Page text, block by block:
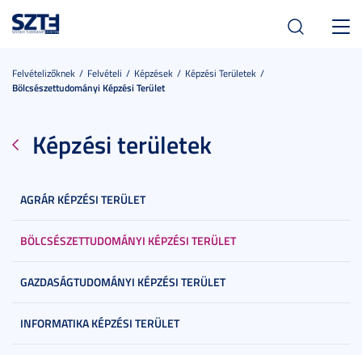
Felvételizőknek Felvételi Képzések
Képzési Területek
Bölcsészettudományi Képzési Terület
Képzési területek
AGRÁR KÉPZÉSI TERÜLET
BÖLCSÉSZETTUDOMÁNYI KÉPZÉSI TERÜLET
GAZDASÁGTUDOMÁNYI KÉPZÉSI TERÜLET
INFORMATIKA KÉPZÉSI TERÜLET